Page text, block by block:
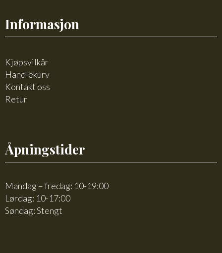
Informasjon
Kjøpsvilkår
Handlekurv
Kontakt oss
Retur
Åpningstider
Mandag – fredag: 10-19:00
Lørdag: 10-17:00
Søndag: Stengt